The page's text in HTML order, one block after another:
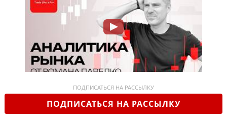
ПОДПИСАТЬСЯ НА РАССЫЛКУ
ПОДПИСАТЬСЯ НА РАССЫЛКУ